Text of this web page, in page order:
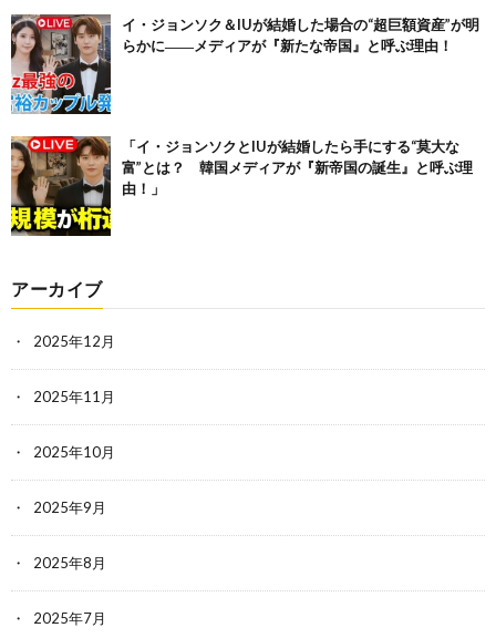
イ・ジョンソク＆IUが結婚した場合の“超巨額資産”が明
らかに――メディアが『新たな帝国』と呼ぶ理由！
「イ・ジョンソクとIUが結婚したら手にする“莫大な
富”とは？ 韓国メディアが『新帝国の誕生』と呼ぶ理
由！」
アーカイブ
2025年12月
2025年11月
2025年10月
2025年9月
2025年8月
2025年7月